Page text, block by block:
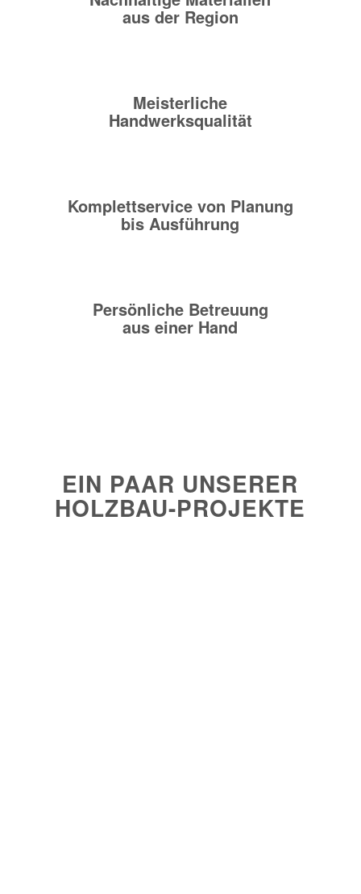
aus der Region
Meisterliche
Handwerksqualität
Komplettservice von Planung
bis Ausführung
Persönliche Betreuung
aus einer Hand
EIN PAAR UNSERER
HOLZBAU-PROJEKTE